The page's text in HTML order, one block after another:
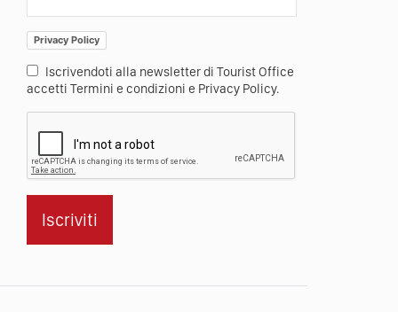
Privacy Policy
Iscrivendoti alla newsletter di Tourist Office
accetti Termini e condizioni e Privacy Policy.
Iscriviti